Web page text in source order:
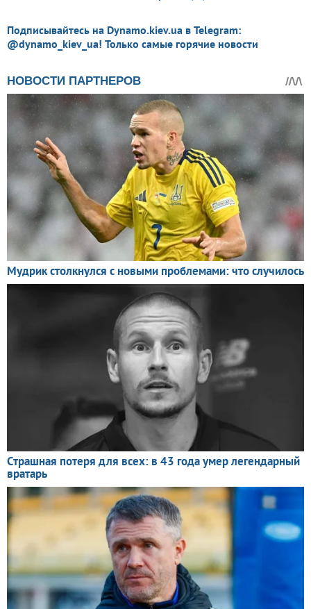
Подписывайтесь на Dynamo.kiev.ua в Telegram:
@dynamo_kiev_ua! Только самые горячие новости